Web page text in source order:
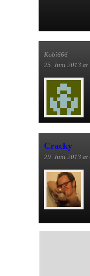
Kobi666
25. Juni 2013 at
Cracky
29. Juni 2013 at